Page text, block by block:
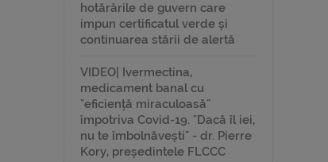
hotărârile de guvern care
impun certificatul verde și
continuarea stării de alertă
VIDEO| Ivermectina,
medicament banal cu
"eficiență miraculoasă"
împotriva Covid-19. "Dacă îl iei,
nu te îmbolnăvești" - dr. Pierre
Kory, președintele FLCCC